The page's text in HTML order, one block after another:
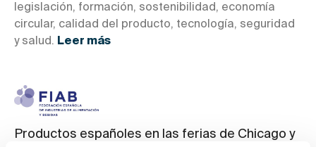
legislación, formación, sostenibilidad, economía
circular, calidad del producto, tecnología, seguridad
y salud. Leer más
Productos españoles en las ferias de Chicago y